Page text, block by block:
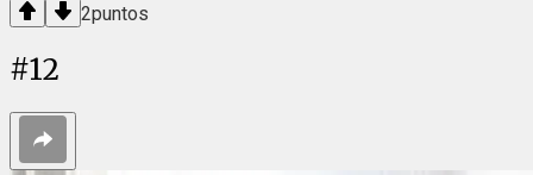
2puntos
#12